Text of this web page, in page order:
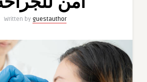
هو
Written by guestauthor